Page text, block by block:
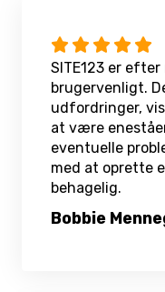
SITE123 er
brugervenligt.
udfordringer,
at være
eventuelle
med at oprette
behagelig.
Bobbie